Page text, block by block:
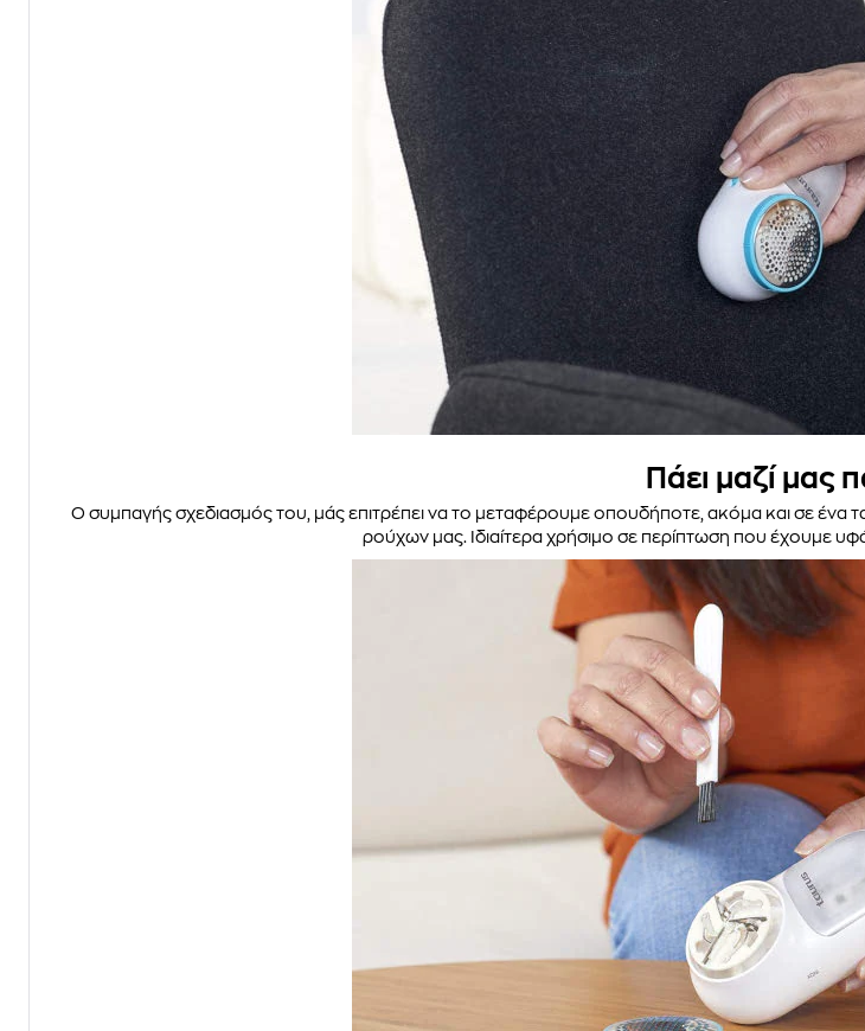
Πάει μαζί μας
Ο συμπαγής σχεδιασμός του, μάς επιτρέπει να το μεταφέρουμε οπουδήποτε, ακόμα και σε ένα
ρούχων μας. Ιδιαίτερα χρήσιμο σε περίπτωση που έχουμε